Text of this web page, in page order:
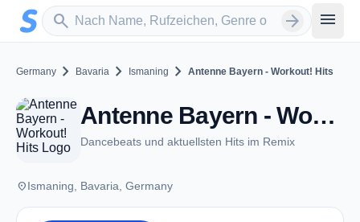
Zum Hauptinhalt springen
search
Sender suchen arrow_forward menu
Germany chevron_right Bavaria chevron_right Ismaning chevron_right Antenne Bayern - Workout! Hits
Antenne Bayern - Workout! Hits - Ismaning
Dancebeats und aktuellsten Hits im Remix
placeIsmaning, Bavaria, Germany